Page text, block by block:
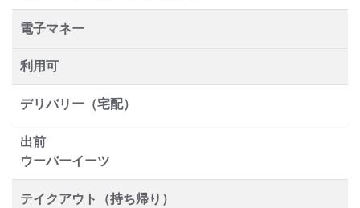
電子マネー
利用可
デリバリー（宅配）
出前
ウーバーイーツ
テイクアウト（持ち帰り）